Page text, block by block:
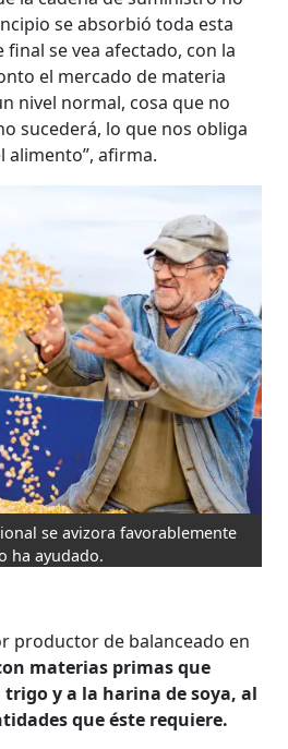
se absorbió toda esta
final se vea afectado, con la
el mercado de materia
nivel normal, cosa que no
sucederá, lo que nos obliga
alimento”, afirma.
se avizora favorablemente
ha ayudado.
productor de balanceado en
materias primas que
y a la harina de soya, al
que éste requiere.